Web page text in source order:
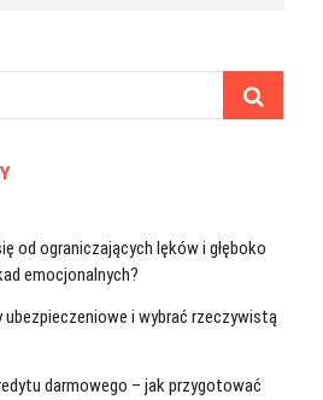
u
Szukaj
od ograniczających lęków i głęboko
emocjonalnych?
i wybrać rzeczywistą
darmowego – jak przygotować